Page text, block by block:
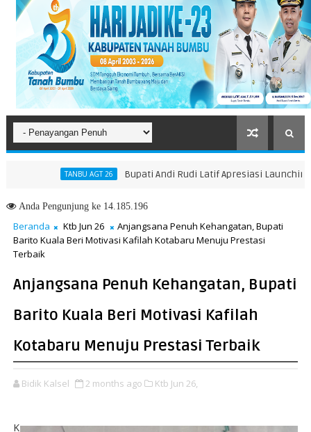
TANBU AGT 26 Bupati Andi Rudi Latif Apresiasi Launching Buku
AndaPengunjung ke 14.185.196
Beranda Ktb Jun 26
Anjangsana Penuh Kehangatan, Bupati
Barito Kuala Beri Motivasi Kafilah Kotabaru Menuju Prestasi
Terbaik
Anjangsana Penuh Kehangatan, Bupati
Barito Kuala Beri Motivasi Kafilah
Kotabaru Menuju Prestasi Terbaik
Bidik Kalsel 2 months ago Ktb Jun 26,
K